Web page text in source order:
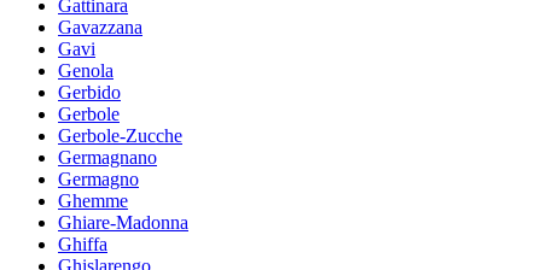
Gattinara
Gavazzana
Gavi
Genola
Gerbido
Gerbole
Gerbole-Zucche
Germagnano
Germagno
Ghemme
Ghiare-Madonna
Ghiffa
Ghislarengo